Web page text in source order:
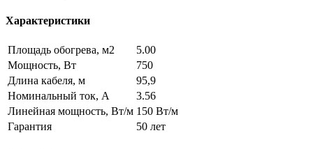
Характеристики
Площадь обогрева, м2
5.00
Мощность, Вт
750
Длина кабеля, м
95,9
Номинальный ток, А
3.56
Линейная мощность, Вт/м 150 Вт/м
Гарантия
50 лет